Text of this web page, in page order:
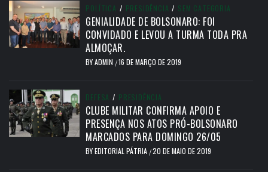
POLÍTICA / PRESIDÊNCIA / SEM CATEGORIA
GENIALIDADE DE BOLSONARO: FOI
CONVIDADO E LEVOU A TURMA TODA PRA
ALMOÇAR.
BYADMIN /16 DE MARÇO DE 2019
DEFESA / PRESIDÊNCIA
CLUBE MILITAR CONFIRMA APOIO E
PRESENÇA NOS ATOS PRÓ-BOLSONARO
MARCADOS PARA DOMINGO 26/05
BYEDITORIAL PÁTRIA /20 DE MAIO DE 2019